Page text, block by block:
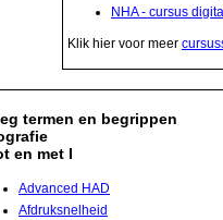
NHA - cursus
Klik hier voor meer
termen en begrippen
en met I
Advanced HAD
Afdruksnelheid